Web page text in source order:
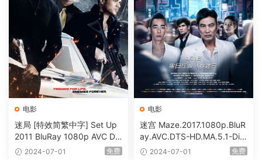
电影
迷局 [特效简繁中字] Set Up
2011 BluRay 1080p AVC DT
S-HD MA5.1-shhaclm@CHD
2024-07-01 免费
电影
迷宫 Maze.2017.1080p.BluR
ay.AVC.DTS-HD.MA.5.1-DiY
@HDHome [BDISO 19.7GB]
2024-07-01 免费